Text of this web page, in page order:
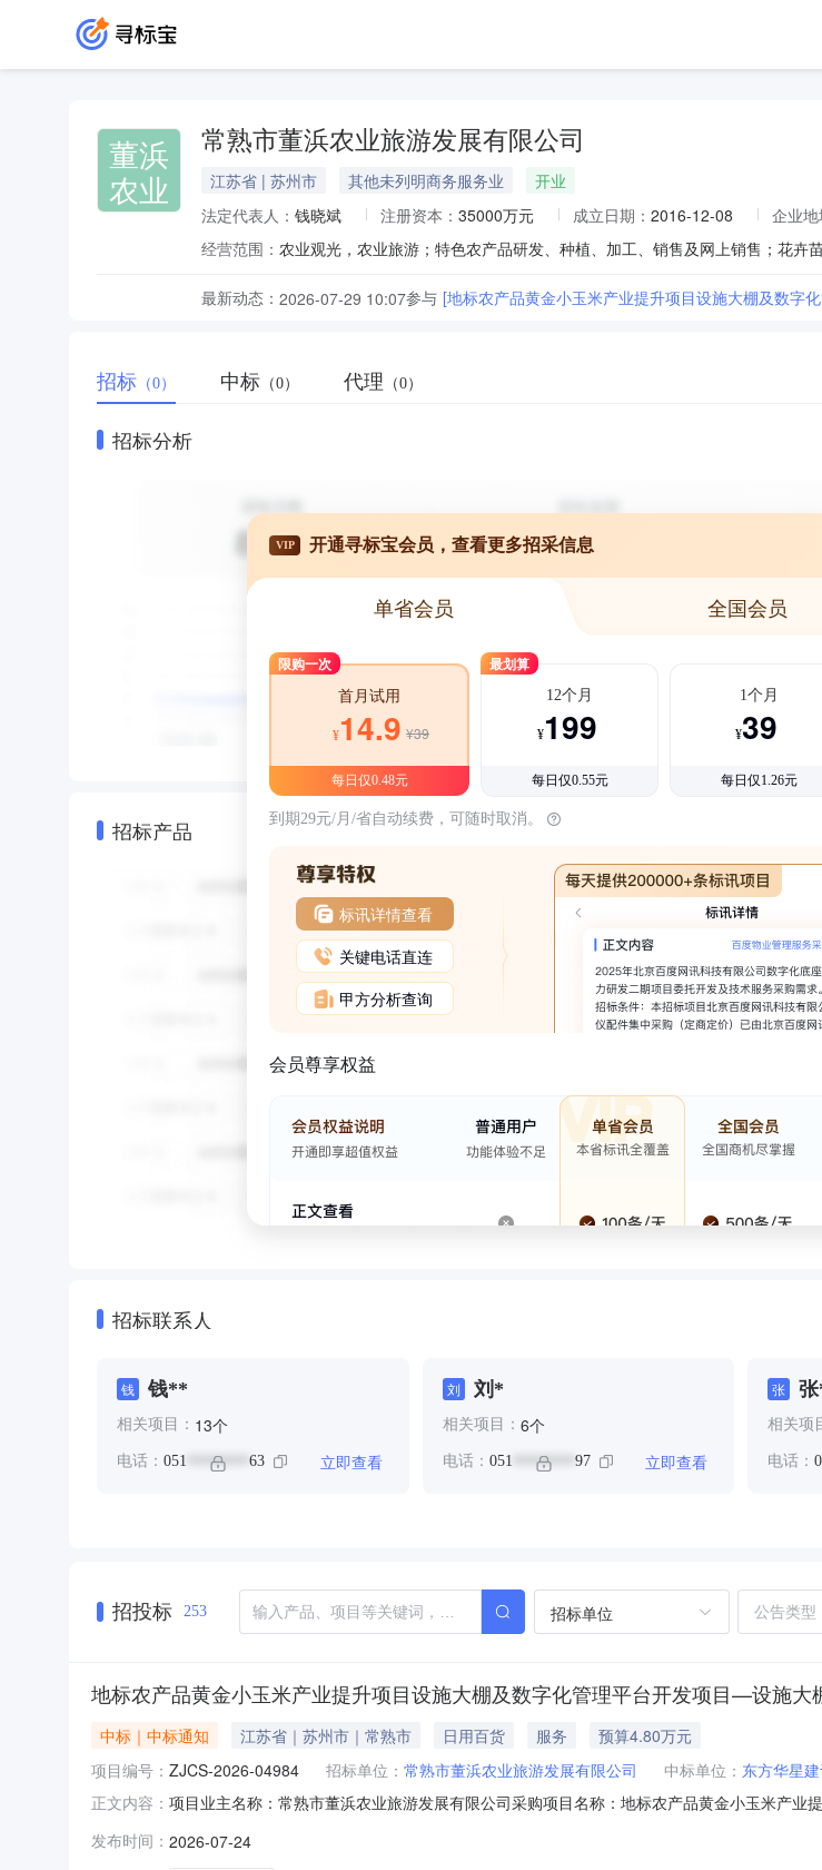
董浜
农业
常熟市董浜农业旅游发展有限公司
江苏省 | 苏州市 其他未列明商务服务业
开业
法定代表人： 钱晓斌 注册资本： 35000万元 成立日期： 2016-12-08 企业地
经营范围：
最新动态： 2026-07-29 10:07参与 [地标农产品黄金小玉米产业提升项目设施大棚及数字
招标 （0） 中标 （0） 代理 （0）
招标分析
招标产品
VIP 开通寻标宝会员，查看更多招采信息
单省会员 全国会员
限购一次
首月试用
¥14.9 ¥39
每日仅0.48元
最划算
12个月
¥199
每日仅0.55元
1个月
¥39
每日仅1.26元
到期29元/月/省自动续费，可随时取消。
标讯详情查看
关键电话直连
甲方分析查询
会员尊享权益
招标联系人
钱 钱**
相关项目： 13个
电话： 051 ******** 63 立即查看
刘 刘*
相关项目： 6个
电话： 051 ******** 97 立即查看
张
相关项
电话：
招投标 253 招标单位
地标农产品黄金小玉米产业提升项目设施大棚及数字化管理平台开发项目—设施大
中标｜中标通知 江苏省｜苏州市｜常熟市 日用百货 服务
预算4.80万元
项目编号： ZJCS-2026-04984 招标单位： 常熟市董浜农业旅游发展有限公司 中标单位： 东方华星
正文内容： 项目业主名称：常熟市董浜农业旅游发展有限公司采购项目名称：地标农产品黄金小玉米产
州市常熟市服务类型：工程造价咨询服务时限：合同签订后180个自然日服务金额：0.00%下
发布时间： 2026-07-24